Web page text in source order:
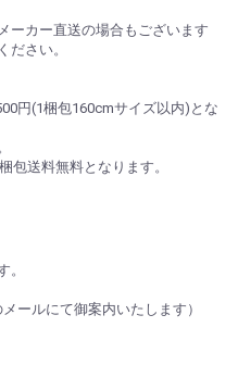
ーカー直送の場合もございます
ださい。
円(1梱包160cmサイズ以内)とな
包送料無料となります。
。
ールにて御案内いたします）